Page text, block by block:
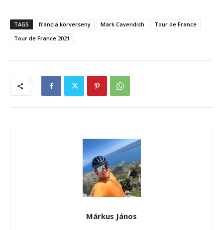
TAGS francia körverseny Mark Cavendish
Tour de France
Tour de France 2021
Márkus János